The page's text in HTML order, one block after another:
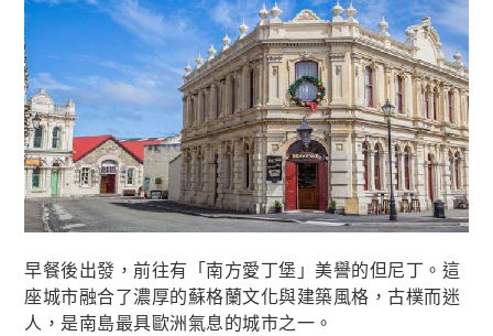
早餐後出發，前往有「南方愛丁堡」美譽的但尼丁。這
座城市融合了濃厚的蘇格蘭文化與建築風格，古樸而迷
人，是南島最具歐洲氣息的城市之一。